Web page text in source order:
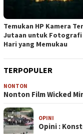
Temukan HP Kamera
Jutaan untuk Fotografi
Hari yang Memukau
TERPOPULER
NONTON
Nonton Film Wicked
OPINI
Opini :